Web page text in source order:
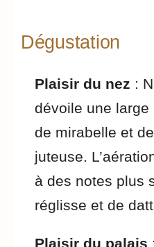
Dégustation
Plaisir du nez :
dévoile une large
de mirabelle et
juteuse.
à des notes plus
réglisse et de
Plaisir du palais